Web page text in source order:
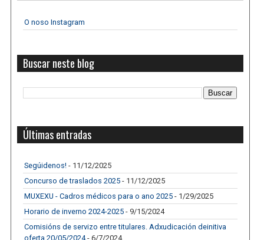
O noso Instagram
Buscar neste blog
Últimas entradas
Segúidenos! - 11/12/2025
Concurso de traslados 2025 - 11/12/2025
MUXEXU - Cadros médicos para o ano 2025 - 1/29/2025
Horario de inverno 2024-2025 - 9/15/2024
Comisións de servizo entre titulares. Adxudicación deinitiva
oferta 20/05/2024- 6/7/2024